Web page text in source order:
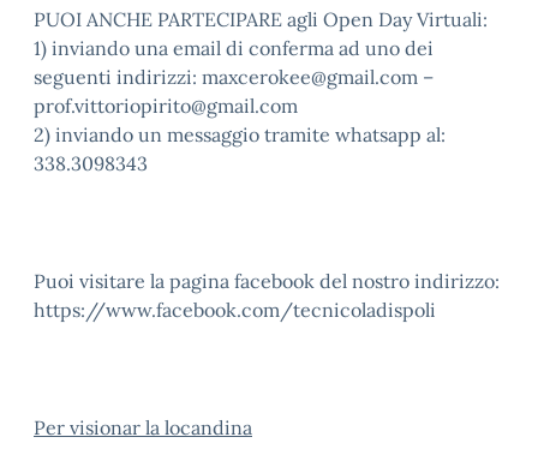
PUOI ANCHE PARTECIPARE agli Open Day Virtuali:
1) inviando una email di conferma ad uno dei
seguenti indirizzi: maxcerokee@gmail.com –
prof.vittoriopirito@gmail.com
2) inviando un messaggio tramite whatsapp al:
338.3098343
Puoi visitare la pagina facebook del nostro indirizzo:
https://www.facebook.com/tecnicoladispoli
Per visionar la locandina